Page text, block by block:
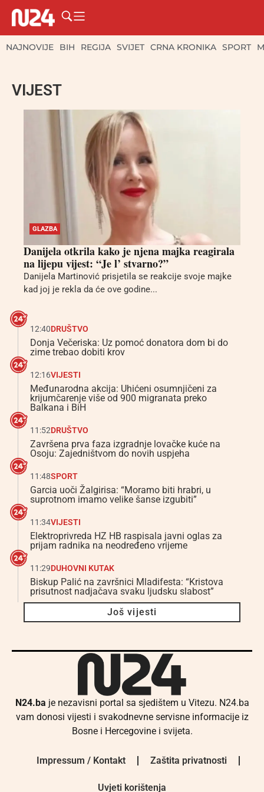
NAJNOVIJE BIH REGIJA SVIJET CRNA KRONIKA SPORT
VIJEST
GLAZBA
Danijela otkrila kako je njena majka reagirala
na lijepu vijest: “Je l’ stvarno?”
Danijela Martinović prisjetila se reakcije svoje majke
kad joj je rekla da će ove godine...
12:40DRUŠTVO
Donja Večeriska: Uz pomoć donatora dom bi do
zime trebao dobiti krov
12:16VIJESTI
Međunarodna akcija: Uhićeni osumnjičeni za
krijumčarenje više od 900 migranata preko
Balkana i BiH
11:52DRUŠTVO
Završena prva faza izgradnje lovačke kuće na
Osoju: Zajedništvom do novih uspjeha
11:48SPORT
Garcia uoči Žalgirisa: “Moramo biti hrabri, u
suprotnom imamo velike šanse izgubiti”
11:34VIJESTI
Elektroprivreda HZ HB raspisala javni oglas za
prijam radnika na neodređeno vrijeme
11:29DUHOVNI KUTAK
Biskup Palić na završnici Mladifesta: “Kristova
prisutnost nadjačava svaku ljudsku slabost”
Još vijesti
N24.ba je nezavisni portal sa sjedištem u Vitezu. N24.ba
vam donosi vijesti i svakodnevne servisne informacije iz
Bosne i Hercegovine i svijeta.
Impressum / Kontakt Zaštita privatnosti
Uvjeti korištenja